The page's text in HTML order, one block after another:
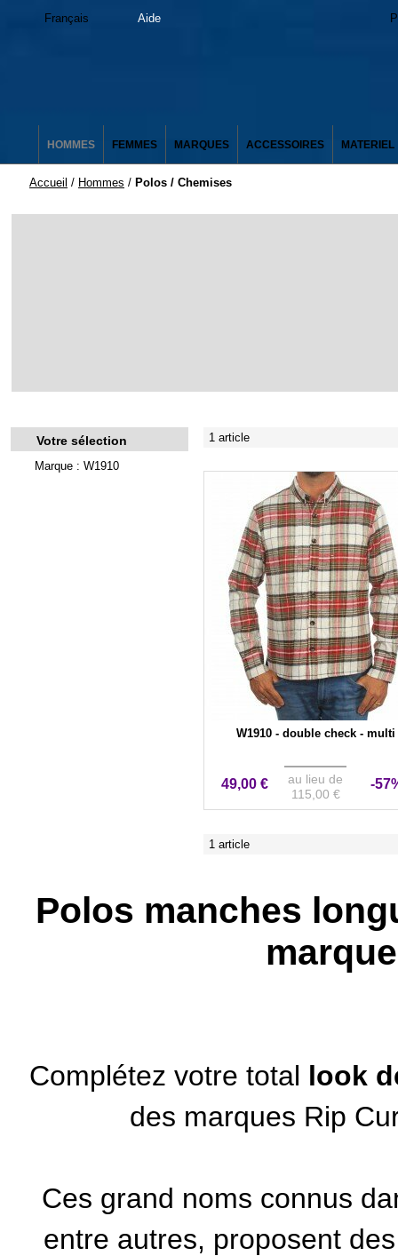
Français Aide
HOMMES FEMMES MARQUES ACCESSOIRES MATERIEL
Accueil / Hommes / Polos / Chemises
Votre sélection
Marque : W1910
1 article
W1910 - double check - multi
49,00 €
au lieu de
115,00 €
-
1 article
Polos manches
Complétez votre total look
des marques Rip
Ces grand noms connus
entre autres, proposent